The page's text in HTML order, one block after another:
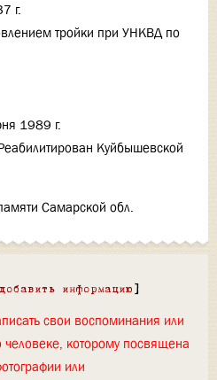
г.
тройки при УНКВД по
1989 г.
Куйбышевской
Самарской обл.
добавить информацию ]
свои воспоминания или
человеке, которому посвящена
или